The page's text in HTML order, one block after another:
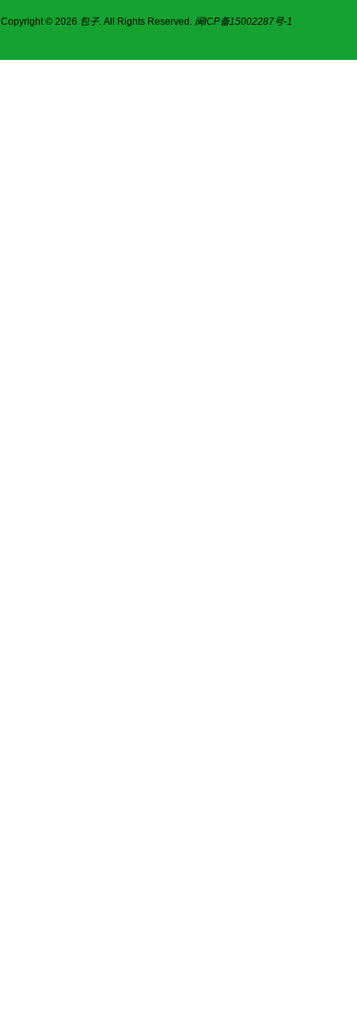
Copyright © 2026 包子. All Rights Reserved. 闽ICP备15002287号-1